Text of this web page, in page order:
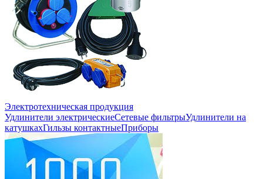
Электротехническая продукция
Удлинители электрическиеСетевые фильтрыУдлинители на
катушкахГильзы контактныеПриборы